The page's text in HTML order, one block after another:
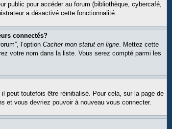
public pour accéder au forum (bibliothèque, cybercafé,
a désactivé cette fonctionnalité.
connectés?
l’option Cacher mon statut en ligne. Mettez cette
votre nom dans la liste. Vous serez compté parmi les
peut toutefois être réinitialisé. Pour cela, sur la page de
et vous devriez pouvoir à nouveau vous connecter.